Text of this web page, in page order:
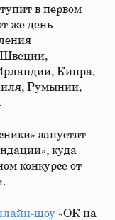
в первом
же день
Швеции,
Кипра,
Румынии,
запустят
куда
конкурсе от
шоу «ОК на